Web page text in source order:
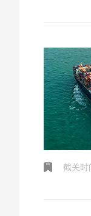
截关时